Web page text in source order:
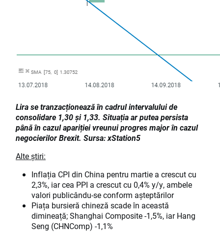
Lira se tranzacționează în cadrul intervalului de
consolidare 1,30 și 1,33. Situația ar putea persista
până în cazul apariției vreunui progres major în cazul
negocierilor Brexit. Sursa: xStation5
Alte știri:
Inflația CPI din China pentru martie a crescut cu
2,3%, iar cea PPI a crescut cu 0,4% y/y, ambele
valori publicându-se conform așteptărilor
Piața bursieră chineză scade în această
dimineață; Shanghai Composite -1,5%, iar Hang
Seng (CHNComp) -1,1%